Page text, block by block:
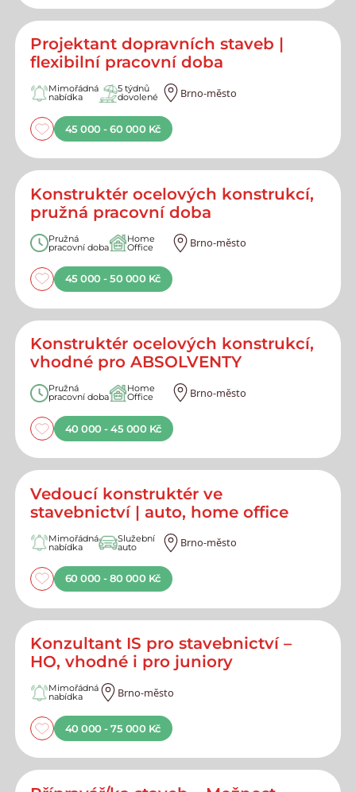
Projektant dopravních staveb |
flexibilní pracovní doba
Mimořádná
nabídka
5 týdnů
dovolené Brno-město
45 000 - 60 000 Kč
Konstruktér ocelových konstrukcí,
pružná pracovní doba
Pružná
pracovní doba
Home
Office Brno-město
45 000 - 50 000 Kč
Konstruktér ocelových konstrukcí,
vhodné pro ABSOLVENTY
Pružná
pracovní doba
Home
Office Brno-město
40 000 - 45 000 Kč
Vedoucí konstruktér ve
stavebnictví | auto, home office
Mimořádná
nabídka
Služební
auto Brno-město
60 000 - 80 000 Kč
Konzultant IS pro stavebnictví –
HO, vhodné i pro juniory
Mimořádná
nabídka Brno-město
40 000 - 75 000 Kč